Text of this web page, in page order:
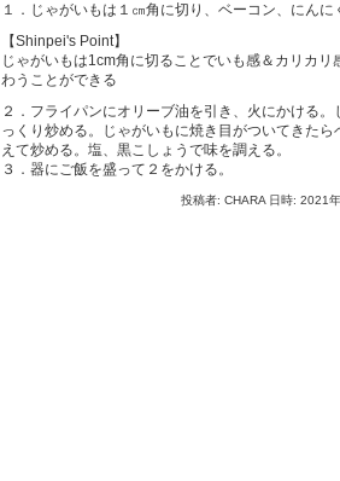
１．じゃがいもは１㎝角に切り、ベーコン、にんに
【Shinpei's Point】
じゃがいもは1cm角に切ることでいも感＆カリカリ
わうことができる
２．フライパンにオリーブ油を引き、火にかける。
っくり炒める。じゃがいもに焼き目がついてきた
えて炒める。塩、黒こしょうで味を調える。
３．器にご飯を盛って２をかける。
投稿者: CHARA 日時: 2021